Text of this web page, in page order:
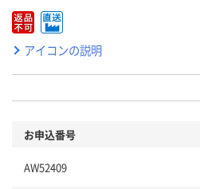
アイコンの説明
お申込番号
AW52409